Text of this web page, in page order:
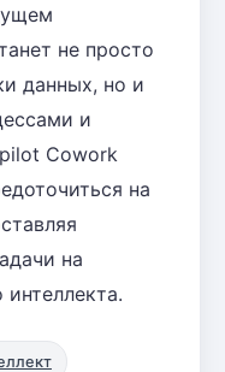
не просто
данных, но и
и
Cowork
на
на